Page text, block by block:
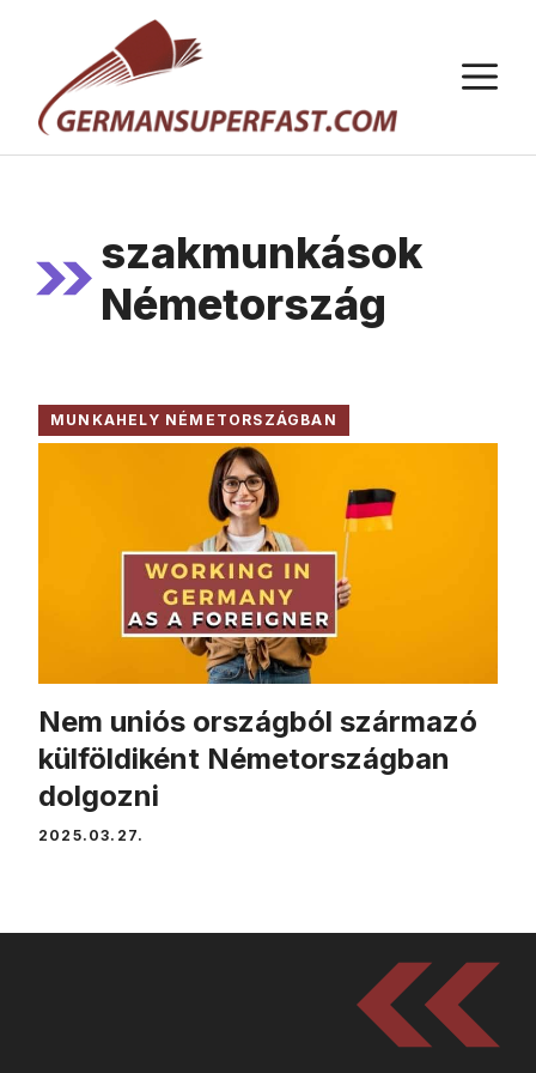
tartalomba
szakmunkások
Németország
MUNKAHELY NÉMETORSZÁGBAN
Nem uniós országból származó
külföldiként Németországban
dolgozni
2025.03.27.